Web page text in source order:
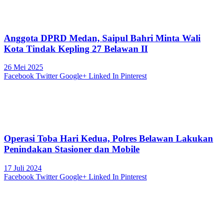
Anggota DPRD Medan, Saipul Bahri Minta Wali
Kota Tindak Kepling 27 Belawan II
26 Mei 2025
Facebook Twitter Google+ Linked In Pinterest
Operasi Toba Hari Kedua, Polres Belawan Lakukan
Penindakan Stasioner dan Mobile
17 Juli 2024
Facebook Twitter Google+ Linked In Pinterest